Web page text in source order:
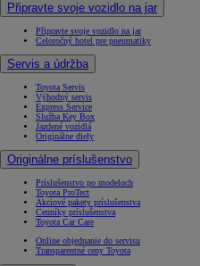
Připravte svoje vozidlo na jar
Připravte svoje vozidlo na jar
Celoročný hotel pre pneumatiky
Servis a údržba
Toyota Servis
Výhodný servis
Express Service
Služba Key Box
Jazdené vozidlá
Originálne diely
Originálne príslušenstvo
Príslušenstvo po modeloch
Toyota ProTect
Akciové pakety príslušenstva
Cenníky príslušenstva
Toyota Car Care
Online objednanie do servisu
Transparentné ceny Toyota